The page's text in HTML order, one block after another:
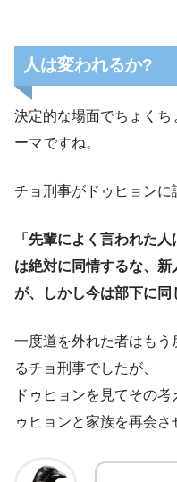
人は変われるか?
決定的な場面でちょく
ーマですね。
チョ刑事がドゥヒョンに
「先輩によく言われた
は絶対に同情するな、
が、しかし今は部下に同
一度道を外れた者はも
るチョ刑事でしたが、
ドゥヒョンを見てその
ゥヒョンと家族を再会さ